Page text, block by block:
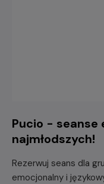
Pucio - seanse
najmłodszych!
Rezerwuj seans dla
emocjonalny i